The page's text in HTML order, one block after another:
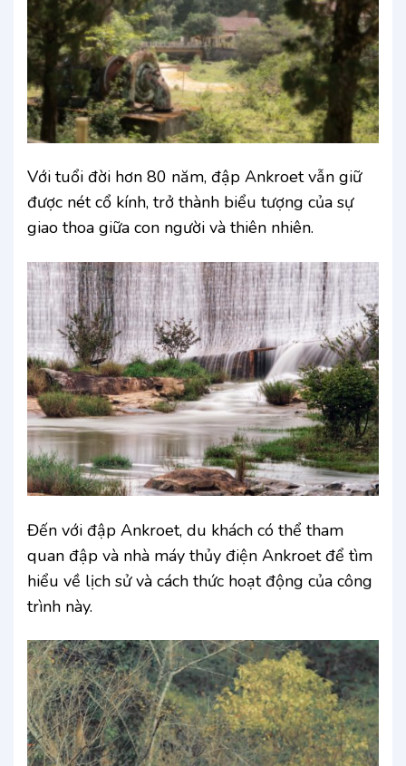
Với tuổi đời hơn 80 năm, đập Ankroet vẫn giữ
được nét cổ kính, trở thành biểu tượng của sự
giao thoa giữa con người và thiên nhiên.
Đến với đập Ankroet, du khách có thể tham
quan đập và nhà máy thủy điện Ankroet để tìm
hiểu về lịch sử và cách thức hoạt động của công
trình này.